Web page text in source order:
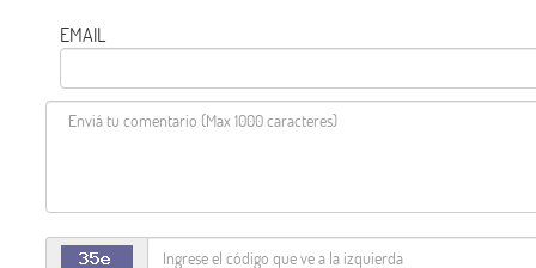
EMAIL